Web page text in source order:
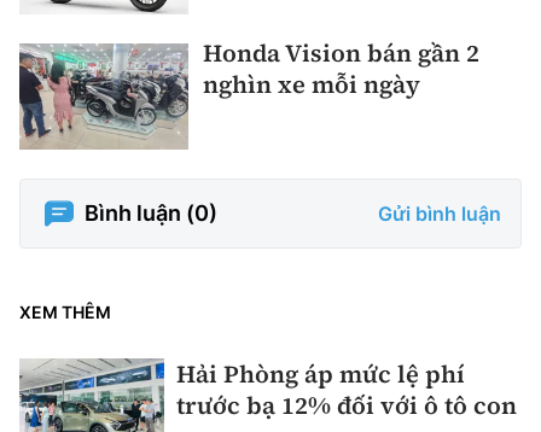
Honda Vision bán gần 2
nghìn xe mỗi ngày
Bình luận (0) Gửi bình luận
XEM THÊM
Hải Phòng áp mức lệ phí
trước bạ 12% đối với ô tô con